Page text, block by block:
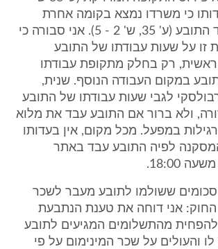
כי משרדו נמצא בקומה אחרת
מהקומה בה עבד התובע (ע' 35, ש' 2 - 5). אני סבורה כי
זו על שעות עבודתו של התובע
רק בחלק מתקופת עבודתו
במקום העבודה הנוסף. שנית,
לגבי שעות עבודתו של התובע
ולא ברור אם התובע עבד את מלוא
במפעל. מכל מקום, אין בעדותו
לפיה התובע עבד באתר
18:00.
סכומים ששולמו לתובע מעבר לשכר
החוק: אני דוחה את טענת הנתבעת
להפחית מהתשלומים המגיעים לתובע
והעולים על שכר המינימום על פי